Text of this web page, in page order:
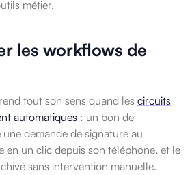
métier.
les workflows de
tout son sens quand les circuits
automatiques : un bon de
demande de signature au
en un clic depuis son téléphone, et le
sans intervention manuelle.